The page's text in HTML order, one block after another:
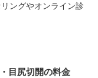
ングやオンライン診
目尻切開の料金